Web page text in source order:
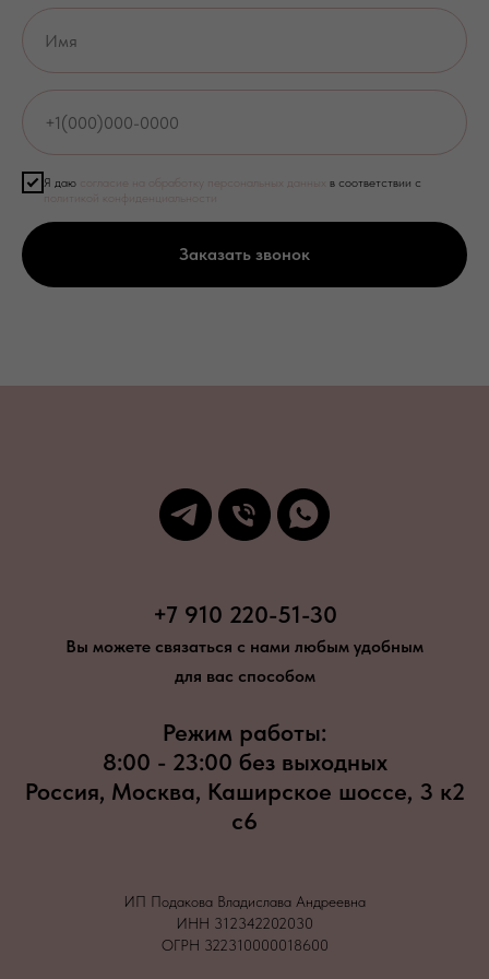
Я даю согласие на обработку персональных данных в соответствии с
политикой конфиденциальности
Заказать звонок
+7 910 220-51-30
Вы можете связаться с нами любым удобным
для вас способом
Режим работы:
8:00 - 23:00 без выходных
Россия, Москва, Каширское шоссе, 3 к2
с6
ИП Подакова Владислава Андреевна
ИНН 312342202030
ОГРН 322310000018600